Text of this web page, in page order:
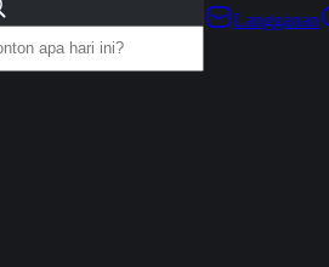
Langganan